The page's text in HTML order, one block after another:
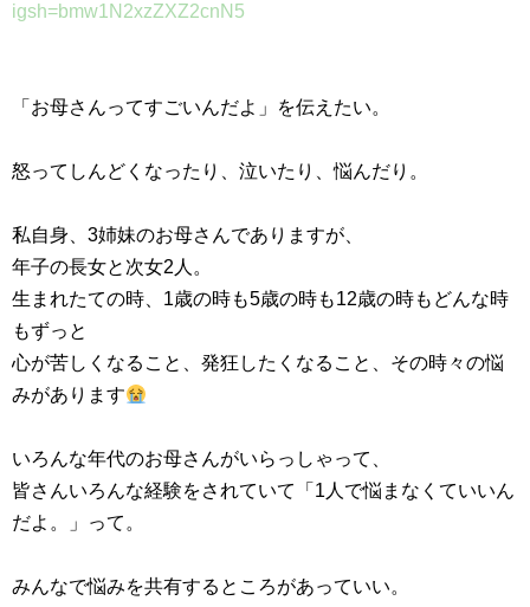
igsh=bmw1N2xzZXZ2cnN5 ⁡
「お母さんってすごいんだよ」を伝えたい。
怒ってしんどくなったり、泣いたり、悩んだり。
私自身、3姉妹のお母さんでありますが、
年子の長女と次女2人。
生まれたての時、1歳の時も5歳の時も12歳の時もどんな時
もずっと
心が苦しくなること、発狂したくなること、その時々の悩
みがあります
いろんな年代のお母さんがいらっしゃって、
皆さんいろんな経験をされていて「1人で悩まなくていいん
だよ。」って。
みんなで悩みを共有するところがあっていい。